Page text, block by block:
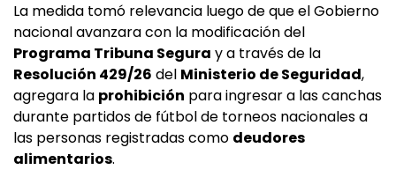
La medida tomó relevancia luego de que el Gobierno
nacional avanzara con la modificación del
Programa Tribuna Segura y a través de la
Resolución 429/26 del Ministerio de Seguridad,
agregara la prohibición para ingresar a las canchas
durante partidos de fútbol de torneos nacionales a
las personas registradas como deudores
alimentarios.